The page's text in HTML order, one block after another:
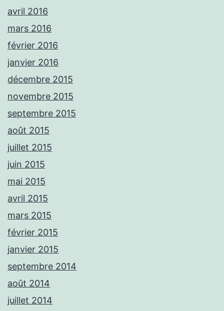
avril 2016
mars 2016
février 2016
janvier 2016
décembre 2015
novembre 2015
septembre 2015
août 2015
juillet 2015
juin 2015
mai 2015
avril 2015
mars 2015
février 2015
janvier 2015
septembre 2014
août 2014
juillet 2014